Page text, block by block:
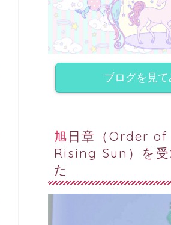
ブログを見て
旭日章（Order of the
Rising Sun）を受
た